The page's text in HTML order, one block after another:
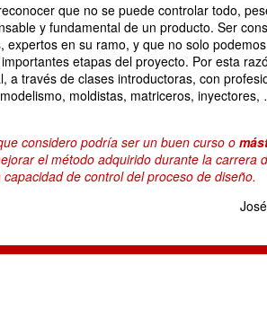
que no se puede controlar todo,
y fundamental de un producto. Ser
expertos en su ramo, y que no solo
etapas del proyecto. Por esta
a través de clases introductoras, con
moldistas, matriceros,
considero podría ser un buen curso o
el método adquirido durante la carrera
de control del proceso de diseño.